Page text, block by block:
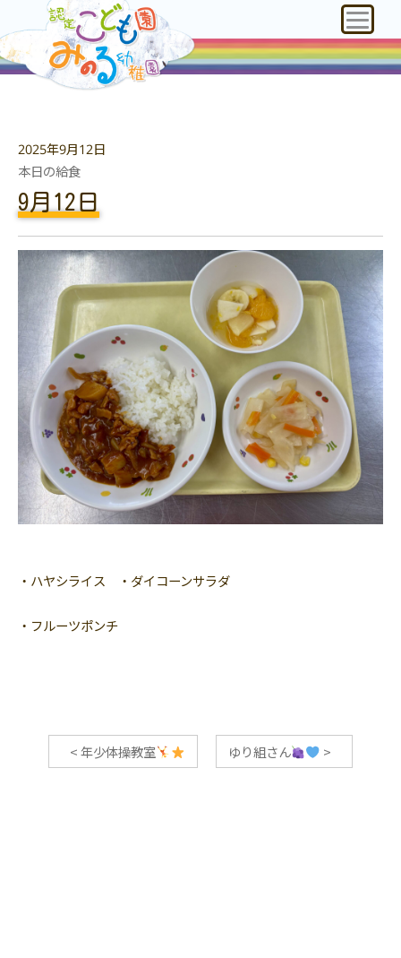
2025年9月12日
本日の給食
9月12日
・ハヤシライス ・ダイコーンサラダ
・フルーツポンチ
< 年少体操教室 ゆり組さん >